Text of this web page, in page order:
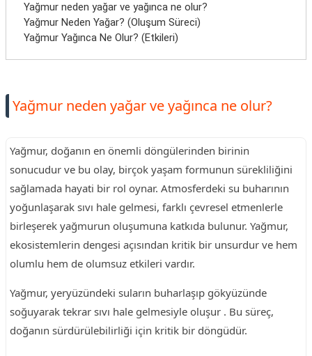
Yağmur neden yağar ve yağınca ne olur?
Yağmur Neden Yağar? (Oluşum Süreci)
Yağmur Yağınca Ne Olur? (Etkileri)
Yağmur neden yağar ve yağınca ne olur?
Yağmur, doğanın en önemli döngülerinden birinin
sonucudur ve bu olay, birçok yaşam formunun sürekliliğini
sağlamada hayati bir rol oynar. Atmosferdeki su buharının
yoğunlaşarak sıvı hale gelmesi, farklı çevresel etmenlerle
birleşerek yağmurun oluşumuna katkıda bulunur. Yağmur,
ekosistemlerin dengesi açısından kritik bir unsurdur ve hem
olumlu hem de olumsuz etkileri vardır.
Yağmur, yeryüzündeki suların buharlaşıp gökyüzünde
soğuyarak tekrar sıvı hale gelmesiyle oluşur . Bu süreç,
doğanın sürdürülebilirliği için kritik bir döngüdür.